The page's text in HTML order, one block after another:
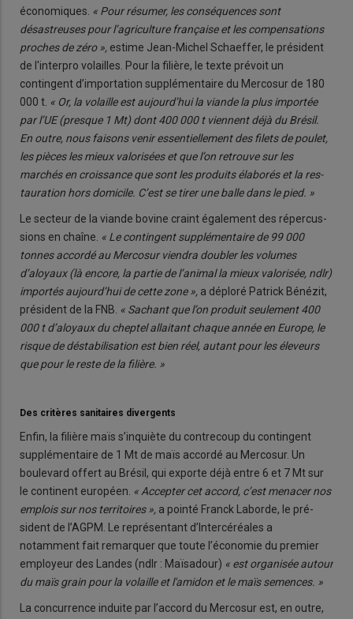
économiques. « Pour résumer, les conséquences sont
désastreuses pour l’agriculture française et les compensations
proches de zéro », estime Jean-Michel Schaeffer, le président
de l'interpro volailles. Pour la filière, le texte prévoit un
contingent d’importation supplémentaire du Mercosur de 180
000 t. « Or, la volaille est aujourd’hui la viande la plus impor­tée
par l’UE (presque 1 Mt) dont 400 000 t viennent déjà du Brésil.
En outre, nous faisons venir essentielle­ment des filets de poulet,
les pièces les mieux valorisées et que l’on retrouve sur les
marchés en croissance que sont les produits élaborés et la res­
tauration hors domicile. C’est se tirer une balle dans le pied. »
Le secteur de la viande bovine craint également des répercus­
sions en chaîne. « Le contingent supplémentaire de 99 000
tonnes accordé au Mercosur viendra doubler les volumes
d’aloyaux (là encore, la partie de l’animal la mieux valo­risée, ndlr)
importés aujourd’hui de cette zone », a déploré Patrick Bénézit,
président de la FNB. « Sachant que l’on produit seule­ment 400
000 t d’aloyaux du cheptel allaitant chaque année en Europe, le
risque de déstabilisation est bien réel, autant pour les éleveurs
que pour le reste de la filière. »
Des critères sanitaires divergents
Enfin, la filière maïs s’inquiète du contrecoup du contingent
supplé­mentaire de 1 Mt de maïs accordé au Mercosur. Un
boulevard offert au Brésil, qui exporte déjà entre 6 et 7 Mt sur
le continent européen. « Accepter cet accord, c’est menacer nos
emplois sur nos territoires », a pointé Franck Laborde, le pré­
sident de l’AGPM. Le représentant d’Intercéréales a
notamment fait remarquer que toute l’économie du premier
employeur des Landes (ndlr : Maïsadour) « est organisée autour
du maïs grain pour la volaille et l'amidon et le maïs semences. »
La concurrence induite par l’accord du Mercosur est, en outre,